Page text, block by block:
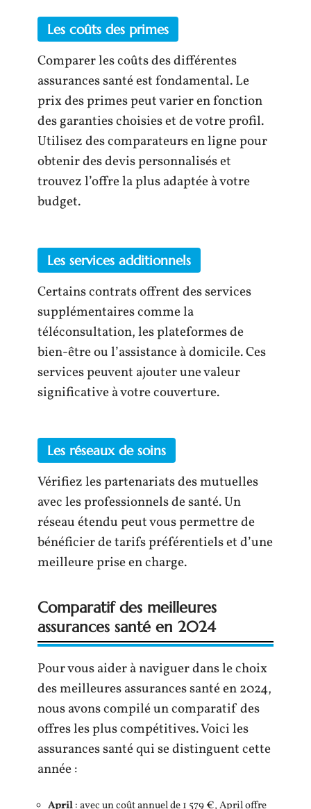
Les coûts des primes
Comparer les coûts des différentes
assurances santé est fondamental. Le
prix des primes peut varier en fonction
des garanties choisies et de votre profil.
Utilisez des comparateurs en ligne pour
obtenir des devis personnalisés et
trouvez l’offre la plus adaptée à votre
budget.
Les services additionnels
Certains contrats offrent des services
supplémentaires comme la
téléconsultation, les plateformes de
bien-être ou l’assistance à domicile. Ces
services peuvent ajouter une valeur
significative à votre couverture.
Les réseaux de soins
Vérifiez les partenariats des mutuelles
avec les professionnels de santé. Un
réseau étendu peut vous permettre de
bénéficier de tarifs préférentiels et d’une
meilleure prise en charge.
Comparatif des meilleures
assurances santé en 2024
Pour vous aider à naviguer dans le choix
des meilleures assurances santé en 2024,
nous avons compilé un comparatif des
offres les plus compétitives. Voici les
assurances santé qui se distinguent cette
année :
April: avec un coût annuel de 1 579 €, April offre